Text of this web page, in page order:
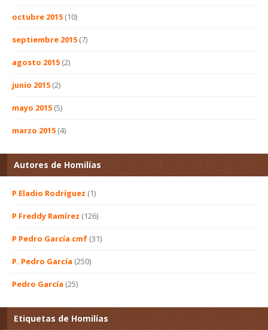
octubre 2015 (10)
septiembre 2015 (7)
agosto 2015 (2)
junio 2015 (2)
mayo 2015 (5)
marzo 2015 (4)
Autores de Homilías
P Eladio Rodríguez (1)
P Freddy Ramírez (126)
P Pedro García cmf (31)
P. Pedro García (250)
Pedro García (25)
Etiquetas de Homilías